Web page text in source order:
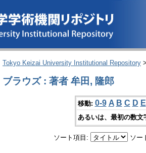
Tokyo Keizai University Institutional Repository
ブラウズ : 著者 牟田, 隆郎
移動: 0-9 A B C D E
あるいは、最初の数
ソート項目: ソー